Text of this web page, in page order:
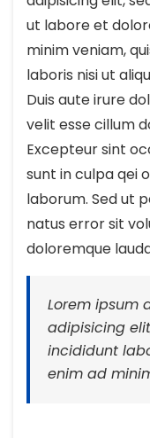
ut labore et
minim veniam,
laboris nisi ut
Duis aute irure
velit esse cillum
Excepteur sint
sunt in culpa qei
laborum. Sed ut
natus error sit
doloremque
Lorem ipsum
adipisicing
incididunt
enim ad